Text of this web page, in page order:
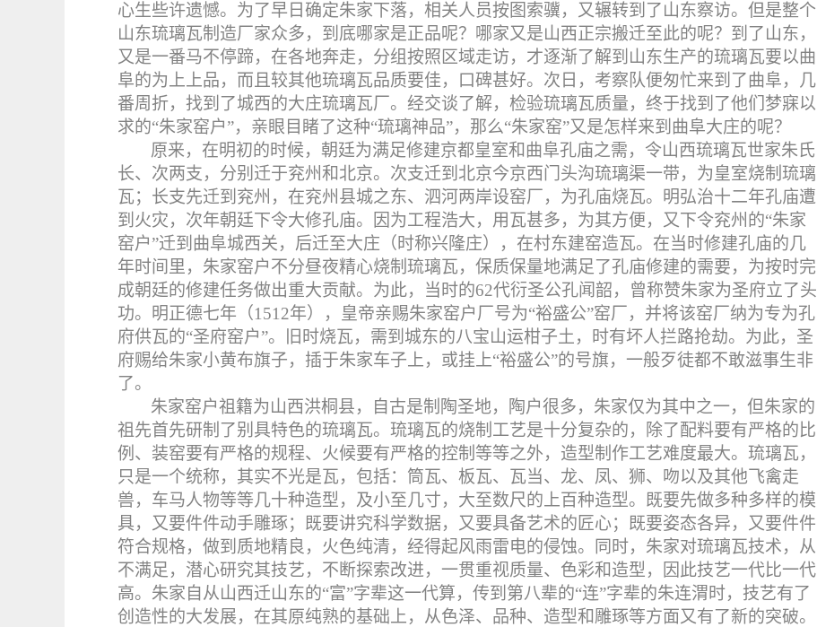
心生些许遗憾。为了早日确定朱家下落，相关人员按图索骥，又辗转到了山东察访。但是整个
山东琉璃瓦制造厂家众多，到底哪家是正品呢？哪家又是山西正宗搬迁至此的呢？到了山东，
又是一番马不停蹄，在各地奔走，分组按照区域走访，才逐渐了解到山东生产的琉璃瓦要以曲
阜的为上上品，而且较其他琉璃瓦品质要佳，口碑甚好。次日，考察队便匆忙来到了曲阜，几
番周折，找到了城西的大庄琉璃瓦厂。经交谈了解，检验琉璃瓦质量，终于找到了他们梦寐以
求的“朱家窑户”，亲眼目睹了这种“琉璃神品”，那么“朱家窑”又是怎样来到曲阜大庄的呢？
原来，在明初的时候，朝廷为满足修建京都皇室和曲阜孔庙之需，令山西琉璃瓦世家朱氏
长、次两支，分别迁于兖州和北京。次支迁到北京今京西门头沟琉璃渠一带，为皇室烧制琉璃
瓦；长支先迁到兖州，在兖州县城之东、泗河两岸设窑厂，为孔庙烧瓦。明弘治十二年孔庙遭
到火灾，次年朝廷下令大修孔庙。因为工程浩大，用瓦甚多，为其方便，又下令兖州的“朱家
窑户”迁到曲阜城西关，后迁至大庄（时称兴隆庄），在村东建窑造瓦。在当时修建孔庙的几
年时间里，朱家窑户不分昼夜精心烧制琉璃瓦，保质保量地满足了孔庙修建的需要，为按时完
成朝廷的修建任务做出重大贡献。为此，当时的62代衍圣公孔闻韶，曾称赞朱家为圣府立了头
功。明正德七年（1512年），皇帝亲赐朱家窑户厂号为“裕盛公”窑厂，并将该窑厂纳为专为孔
府供瓦的“圣府窑户”。旧时烧瓦，需到城东的八宝山运柑子土，时有坏人拦路抢劫。为此，圣
府赐给朱家小黄布旗子，插于朱家车子上，或挂上“裕盛公”的号旗，一般歹徒都不敢滋事生非
了。
朱家窑户祖籍为山西洪桐县，自古是制陶圣地，陶户很多，朱家仅为其中之一，但朱家的
祖先首先研制了别具特色的琉璃瓦。琉璃瓦的烧制工艺是十分复杂的，除了配料要有严格的比
例、装窑要有严格的规程、火候要有严格的控制等等之外，造型制作工艺难度最大。琉璃瓦，
只是一个统称，其实不光是瓦，包括：筒瓦、板瓦、瓦当、龙、凤、狮、吻以及其他飞禽走
兽，车马人物等等几十种造型，及小至几寸，大至数尺的上百种造型。既要先做多种多样的模
具，又要件件动手雕琢；既要讲究科学数据，又要具备艺术的匠心；既要姿态各异，又要件件
符合规格，做到质地精良，火色纯清，经得起风雨雷电的侵蚀。同时，朱家对琉璃瓦技术，从
不满足，潜心研究其技艺，不断探索改进，一贯重视质量、色彩和造型，因此技艺一代比一代
高。朱家自从山西迁山东的“富”字辈这一代算，传到第八辈的“连”字辈的朱连渭时，技艺有了
创造性的大发展，在其原纯熟的基础上，从色泽、品种、造型和雕琢等方面又有了新的突破。